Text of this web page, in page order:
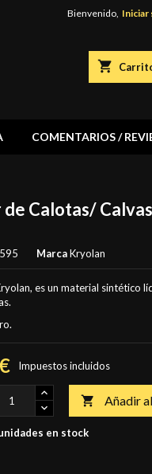
Bienvenido, Iniciar
shopping_cart
COMENTARIOS /
Calotas/
MarcaKryolan
es un material sintético
Impuestos incluidos
 Añadir
en stock